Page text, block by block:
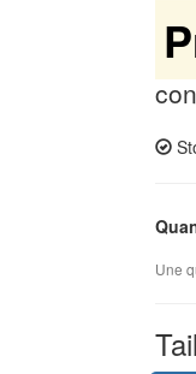
Une